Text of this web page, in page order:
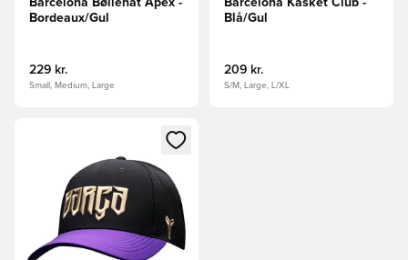
Bordeaux/Gul
229 kr.
Small, Medium, Large
Blå/Gul
209 kr.
S/M, Large, L/XL
Åbner en Modal til at logge ind eller tilmelde dig som